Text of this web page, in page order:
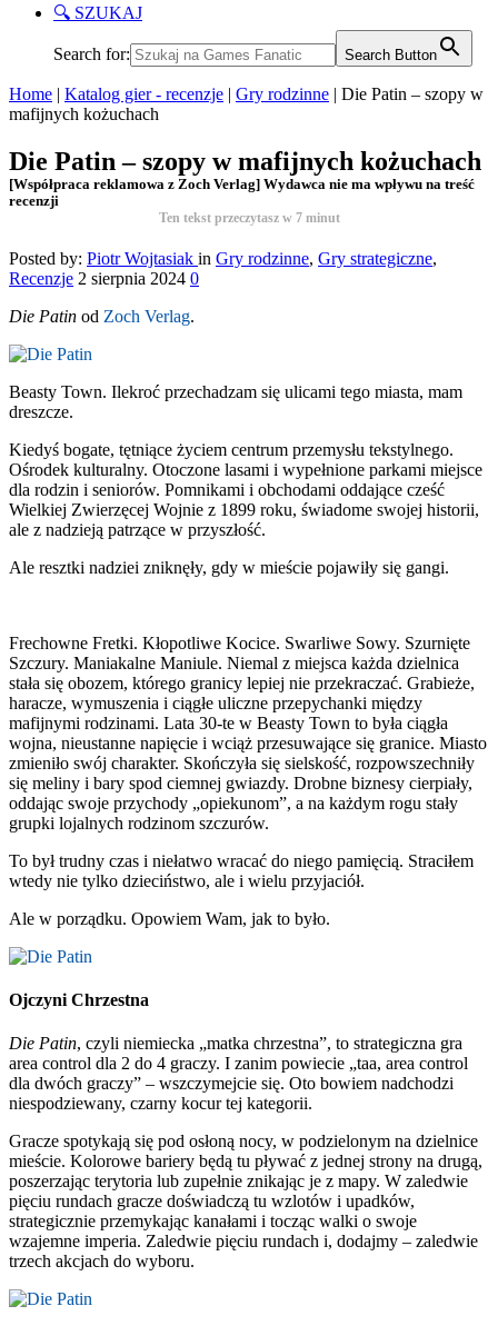
🔍 SZUKAJ
Search for: Search Button
Home | Katalog gier - recenzje | Gry rodzinne | Die Patin – szopy w
mafijnych kożuchach
Die Patin – szopy w mafijnych kożuchach
[Współpraca reklamowa z Zoch Verlag] Wydawca nie ma wpływu na treść
recenzji
Ten tekst przeczytasz w 7 minut
Posted by: Piotr Wojtasiak in Gry rodzinne, Gry strategiczne,
Recenzje 2 sierpnia 2024 0
Die Patin od Zoch Verlag.
Beasty Town. Ilekroć przechadzam się ulicami tego miasta, mam
dreszcze.
Kiedyś bogate, tętniące życiem centrum przemysłu tekstylnego.
Ośrodek kulturalny. Otoczone lasami i wypełnione parkami miejsce
dla rodzin i seniorów. Pomnikami i obchodami oddające cześć
Wielkiej Zwierzęcej Wojnie z 1899 roku, świadome swojej historii,
ale z nadzieją patrzące w przyszłość.
Ale resztki nadziei zniknęły, gdy w mieście pojawiły się gangi.
Frechowne Fretki. Kłopotliwe Kocice. Swarliwe Sowy. Szurnięte
Szczury. Maniakalne Maniule. Niemal z miejsca każda dzielnica
stała się obozem, którego granicy lepiej nie przekraczać. Grabieże,
haracze, wymuszenia i ciągłe uliczne przepychanki między
mafijnymi rodzinami. Lata 30-te w Beasty Town to była ciągła
wojna, nieustanne napięcie i wciąż przesuwające się granice. Miasto
zmieniło swój charakter. Skończyła się sielskość, rozpowszechniły
się meliny i bary spod ciemnej gwiazdy. Drobne biznesy cierpiały,
oddając swoje przychody „opiekunom”, a na każdym rogu stały
grupki lojalnych rodzinom szczurów.
To był trudny czas i niełatwo wracać do niego pamięcią. Straciłem
wtedy nie tylko dzieciństwo, ale i wielu przyjaciół.
Ale w porządku. Opowiem Wam, jak to było.
Ojczyni Chrzestna
Die Patin, czyli niemiecka „matka chrzestna”, to strategiczna gra
area control dla 2 do 4 graczy. I zanim powiecie „taa, area control
dla dwóch graczy” – wszczymejcie się. Oto bowiem nadchodzi
niespodziewany, czarny kocur tej kategorii.
Gracze spotykają się pod osłoną nocy, w podzielonym na dzielnice
mieście. Kolorowe bariery będą tu pływać z jednej strony na drugą,
poszerzając terytoria lub zupełnie znikając je z mapy. W zaledwie
pięciu rundach gracze doświadczą tu wzlotów i upadków,
strategicznie przemykając kanałami i tocząc walki o swoje
wzajemne imperia. Zaledwie pięciu rundach i, dodajmy – zaledwie
trzech akcjach do wyboru.